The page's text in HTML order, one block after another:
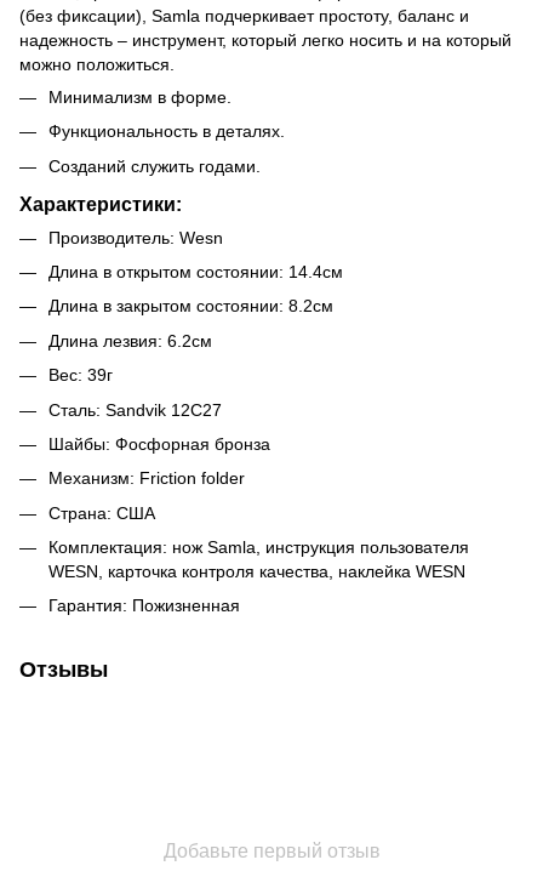
(без фиксации), Samla подчеркивает простоту, баланс и
надежность – инструмент, который легко носить и на который
можно положиться.
Минимализм в форме.
Функциональность в деталях.
Созданий служить годами.
Характеристики:
Производитель: Wesn
Длина в открытом состоянии: 14.4см
Длина в закрытом состоянии: 8.2см
Длина лезвия: 6.2см
Вес: 39г
Сталь: Sandvik 12C27
Шайбы: Фосфорная бронза
Механизм: Friction folder
Страна: США
Комплектация: нож Samla, инструкция пользователя
WESN, карточка контроля качества, наклейка WESN
Гарантия: Пожизненная
Отзывы
Добавьте первый отзыв